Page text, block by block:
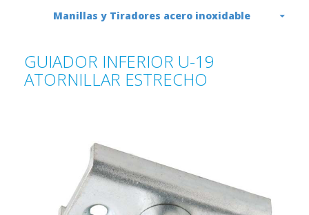
Manillas y Tiradores acero inoxidable
GUIADOR INFERIOR U-19
ATORNILLAR ESTRECHO